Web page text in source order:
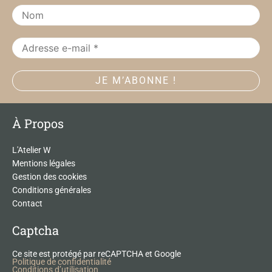
m
À Propos
L'Atelier W
Mentions légales
Gestion des cookies
Conditions générales
Contact
Captcha
Ce site est protégé par reCAPTCHA et Google
Politique de confidentialité
Conditions d’utilisation